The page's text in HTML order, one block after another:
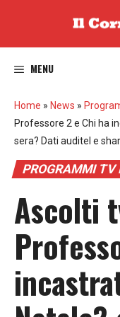
MENU
Home » News »
Professore 2 e Chi ha
sera? Dati auditel e
PROGRAMMI TV
Ascolti